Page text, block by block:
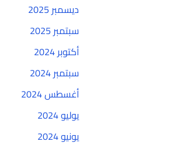
ديسمبر 2025
سبتمبر 2025
أكتوبر 2024
سبتمبر 2024
أغسطس 2024
يوليو 2024
يونيو 2024